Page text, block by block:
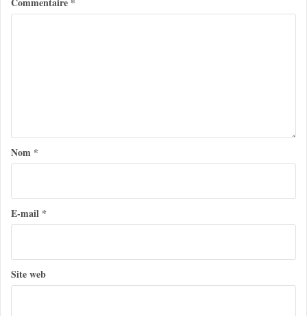
a
e
l
’
a
t
i
Nom *
E-mail *
Site web